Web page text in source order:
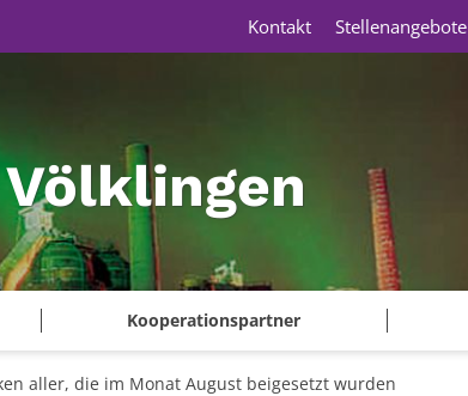
Kooperationspartner
Kontakt Stellenangebote
aller, die im Monat August beigesetzt wurden